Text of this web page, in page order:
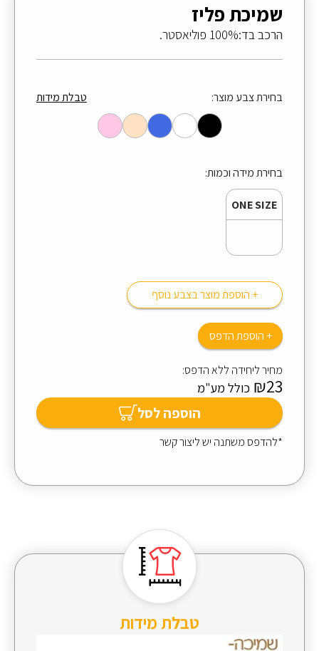
שמיכת פליז
הרכב בד:100% פוליאסטר.
בחירת צבע מוצר: טבלת מידות
בחירת מידה וכמות:
ONE SIZE
+ הוספת מוצר בצבע נוסף
+ הוספת הדפס
הוספה לסל
מחיר ליחידה ללא הדפס:
₪23 כולל מע"מ
*להדפס משתנה יש ליצור קשר
טבלת מידות